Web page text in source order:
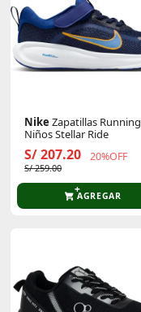
Nike Zapatillas Running
Niños Stellar Ride
S/ 207.20 20%OFF
S/ 259.00
AGREGAR